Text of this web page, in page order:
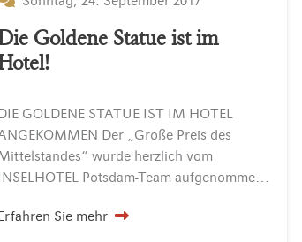
Goldene Statue ist im
DIE GOLDENE STATUE IST IM HOTEL
Der „Große Preis des
wurde herzlich vom
INSELHOTEL Potsdam-Team aufgenommen und hat sein neues Domizil bezogen! Möchten Sie sich auch im ausgezeichneten INSELHOTEL Potsdam verwöhnen lassen? Dann besuchen Sie uns oder genießen einfach nur…
Erfahren Sie mehr